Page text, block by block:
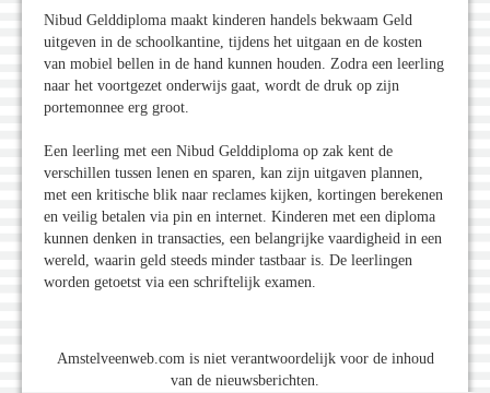
Nibud Gelddiploma maakt kinderen handels bekwaam Geld
uitgeven in de schoolkantine, tijdens het uitgaan en de kosten
van mobiel bellen in de hand kunnen houden. Zodra een leerling
naar het voortgezet onderwijs gaat, wordt de druk op zijn
portemonnee erg groot.
Een leerling met een Nibud Gelddiploma op zak kent de
verschillen tussen lenen en sparen, kan zijn uitgaven plannen,
met een kritische blik naar reclames kijken, kortingen berekenen
en veilig betalen via pin en internet. Kinderen met een diploma
kunnen denken in transacties, een belangrijke vaardigheid in een
wereld, waarin geld steeds minder tastbaar is. De leerlingen
worden getoetst via een schriftelijk examen.
Amstelveenweb.com is niet verantwoordelijk voor de inhoud
van de nieuwsberichten.